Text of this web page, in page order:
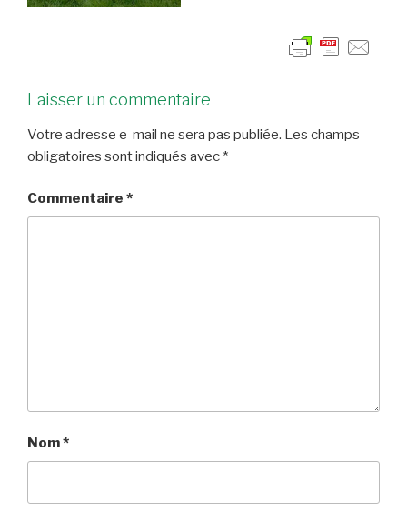
Laisser un commentaire
Votre adresse e-mail ne sera pas publiée. Les champs
obligatoires sont indiqués avec *
Commentaire *
Nom*